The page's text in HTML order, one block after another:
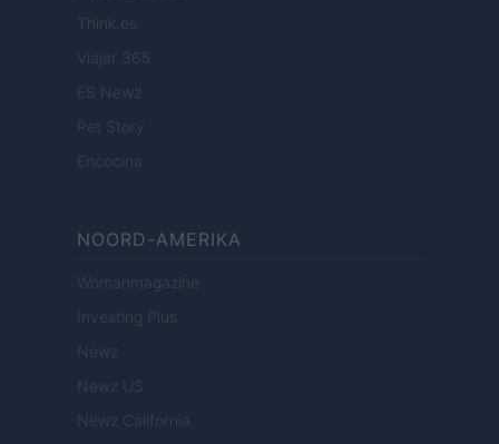
Think.es
Viajar 365
ES Newz
Pet Story
Encocina
NOORD-AMERIKA
Womanmagazine
Investing Plus
Newz
Newz US
Newz California